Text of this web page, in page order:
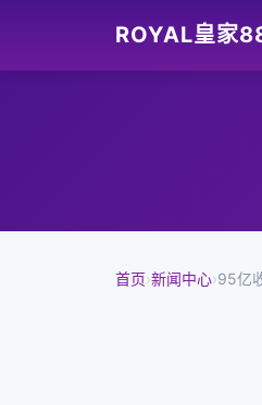
ROYAL皇家
首页›新闻中心›95亿